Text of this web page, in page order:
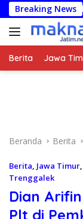
Langsung
ke
konten
Breaking News
Fisik Trenggalek
Berita Jawa
Beranda Berita
Berita Jawa Timur
Trenggalek
Dian
Plt di